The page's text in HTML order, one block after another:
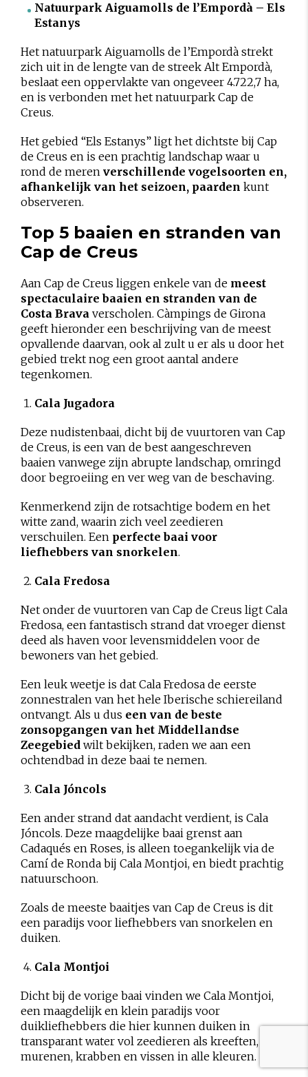
Natuurpark Aiguamolls de l’Empordà – Els
Estanys
Het natuurpark Aiguamolls de l’Empordà strekt
zich uit in de lengte van de streek Alt Empordà,
beslaat een oppervlakte van ongeveer 4.722,7 ha,
en is verbonden met het natuurpark Cap de
Creus.
Het gebied “Els Estanys” ligt het dichtste bij Cap
de Creus en is een prachtig landschap waar u
rond de meren verschillende vogelsoorten en,
afhankelijk van het seizoen, paarden kunt
observeren.
Top 5 baaien en stranden van
Cap de Creus
Aan Cap de Creus liggen enkele van de meest
spectaculaire baaien en stranden van de
Costa Brava verscholen. Càmpings de Girona
geeft hieronder een beschrijving van de meest
opvallende daarvan, ook al zult u er als u door het
gebied trekt nog een groot aantal andere
tegenkomen.
Cala Jugadora
Deze nudistenbaai, dicht bij de vuurtoren van Cap
de Creus, is een van de best aangeschreven
baaien vanwege zijn abrupte landschap, omringd
door begroeiing en ver weg van de beschaving.
Kenmerkend zijn de rotsachtige bodem en het
witte zand, waarin zich veel zeedieren
verschuilen. Een perfecte baai voor
liefhebbers van snorkelen.
Cala Fredosa
Net onder de vuurtoren van Cap de Creus ligt Cala
Fredosa, een fantastisch strand dat vroeger dienst
deed als haven voor levensmiddelen voor de
bewoners van het gebied.
Een leuk weetje is dat Cala Fredosa de eerste
zonnestralen van het hele Iberische schiereiland
ontvangt. Als u dus een van de beste
zonsopgangen van het Middellandse
Zeegebied wilt bekijken, raden we aan een
ochtendbad in deze baai te nemen.
Cala Jóncols
Een ander strand dat aandacht verdient, is Cala
Jóncols. Deze maagdelijke baai grenst aan
Cadaqués en Roses, is alleen toegankelijk via de
Camí de Ronda bij Cala Montjoi, en biedt prachtig
natuurschoon.
Zoals de meeste baaitjes van Cap de Creus is dit
een paradijs voor liefhebbers van snorkelen en
duiken.
Cala Montjoi
Dicht bij de vorige baai vinden we Cala Montjoi,
een maagdelijk en klein paradijs voor
duikliefhebbers die hier kunnen duiken in
transparant water vol zeedieren als kreeften,
murenen, krabben en vissen in alle kleuren.